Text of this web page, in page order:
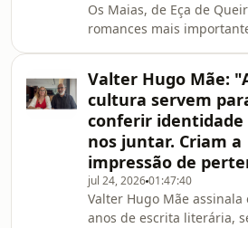
Os Maias, de Eça de
romances mais
chega de novo às
proposta diferente. Trata-
edição especial com
permitem aos leitores
inúmeras referências do
durante a experiência de
inovação que poderá,
muito útil aos
Valter Hugo Mãe:
cultura servem
conferir identidade
nos juntar. Criam a
impressão de
jul 24, 202601:47:40
Valter Hugo Mãe assinala
anos de escrita literária,